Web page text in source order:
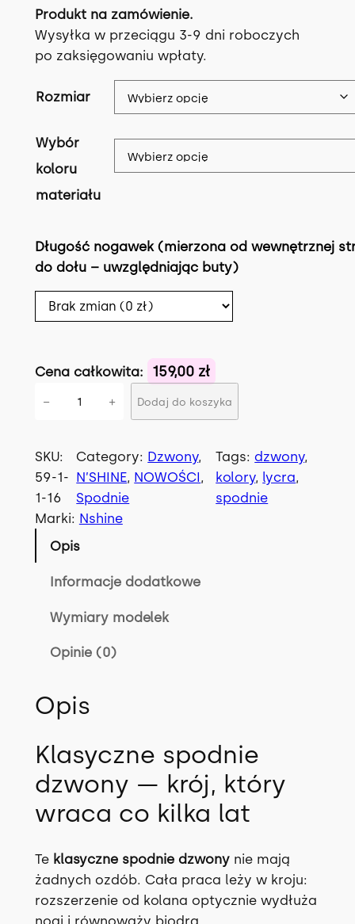
Produkt na zamówienie.
Wysyłka w przeciągu 3-9 dni roboczych
po zaksięgowaniu wpłaty.
Rozmiar
Wybór
koloru
materiału
Długość nogawek (mierzona od wewnętrznej
do dołu – uwzględniając buty)
Cena całkowita: 159,00 zł
ś
ć
S
p
W
R
w
4
o
o
r
a
− + Dodaj do koszyka
SKU:
59-1-
1-16
Category: Dzwony
N’SHINE, NOWOŚCI
Spodnie
Tags:dzwony
kolory, lycra
spodnie
Marki: Nshine
Opis
Informacje dodatkowe
Wymiary modelek
Opinie (0)
Opis
Klasyczne spodnie
dzwony — krój, który
wraca co kilka lat
Te klasyczne spodnie dzwonynie mają
żadnych ozdób. Cała praca leży w kroju:
rozszerzenie od kolana optycznie wydłuża